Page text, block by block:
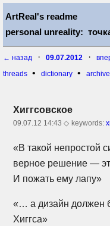
ArtReal's readme
personal unreality:
← назад · 09.07.2012 ·
threads • dictionary • archive
Хиггсовское
09.07.12 14:43 ◇ keywords:
«В такой непростой
верное решение —
И пожать ему лапу»
«… а дизайн должен
Хиггса»